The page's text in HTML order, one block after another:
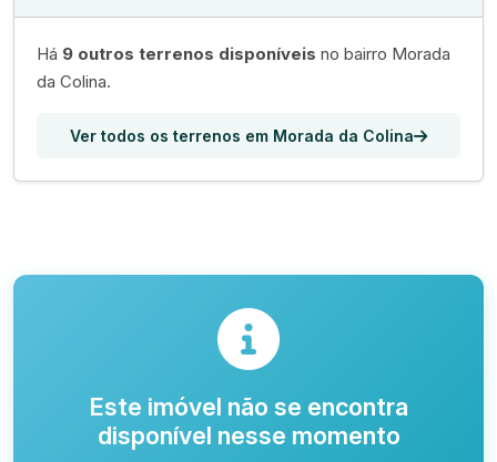
Há 9 outros terrenos disponíveis no bairro Morada
da Colina.
Ver todos os terrenos em Morada da Colina
Este imóvel não se encontra
disponível nesse momento